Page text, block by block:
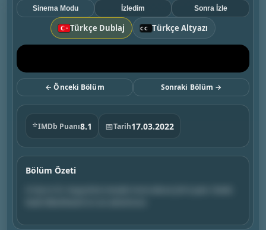
Türkçe Dublaj Türkçe Altyazı
Sinema Modu İzledim Sonra İzle
← Önceki Bölüm Sonraki Bölüm →
⭐IMDb Puanı8.1 📅Tarih17.03.2022
Bölüm Özeti